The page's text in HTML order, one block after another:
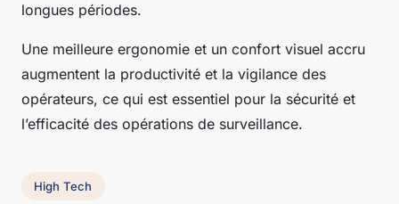
longues périodes.
Une meilleure ergonomie et un confort visuel accru
augmentent la productivité et la vigilance des
opérateurs, ce qui est essentiel pour la sécurité et
l’efficacité des opérations de surveillance.
High Tech